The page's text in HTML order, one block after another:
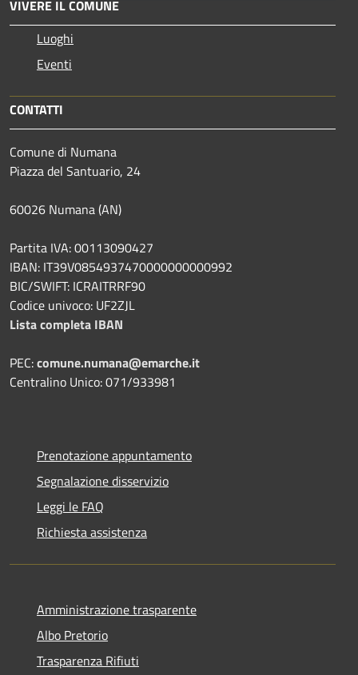
VIVERE IL COMUNE
Luoghi
Eventi
CONTATTI
Comune di Numana
Piazza del Santuario, 24
60026 Numana (AN)
Partita IVA: 00113090427
IBAN: IT39V0854937470000000000992
BIC/SWIFT: ICRAITRRF90
Codice univoco: UF2ZJL
Lista completa IBAN
PEC:comune.numana@emarche.it
Centralino Unico: 071/933981
Prenotazione appuntamento
Segnalazione disservizio
Leggi le FAQ
Richiesta assistenza
Amministrazione trasparente
Albo Pretorio
Trasparenza Rifiuti